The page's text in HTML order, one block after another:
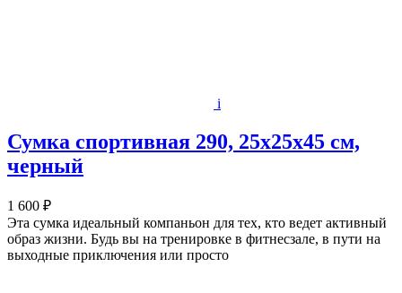
i
Сумка спортивная 290, 25х25х45 см,
черный
1 600 ₽
Эта сумка идеальный компаньон для тех, кто ведет активный
образ жизни. Будь вы на тренировке в фитнесзале, в пути на
выходные приключения или просто